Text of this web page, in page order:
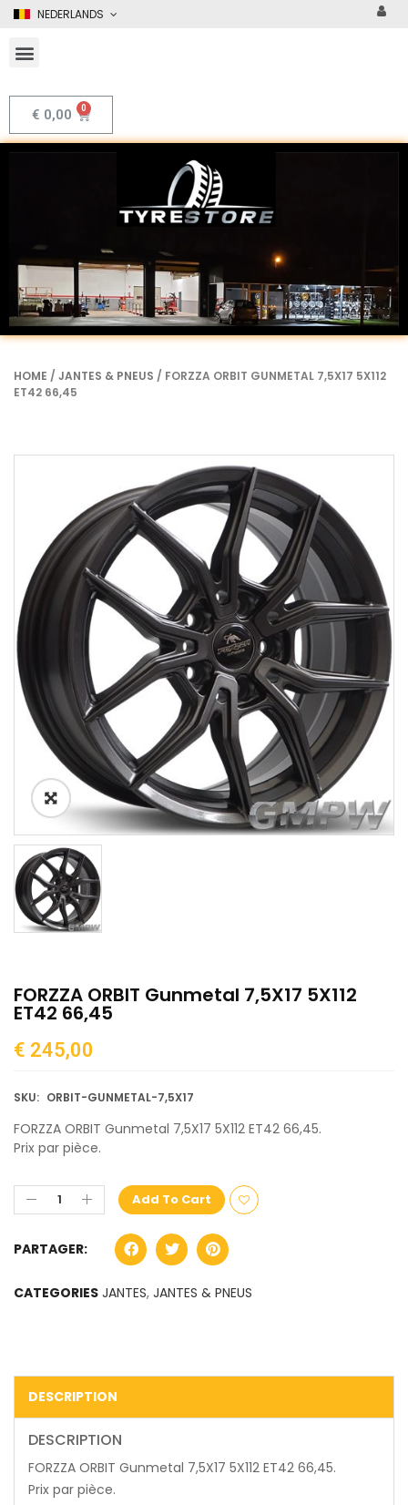
NEDERLANDS
€ 0,00
HOME / JANTES & PNEUS / FORZZA ORBIT GUNMETAL 7,5X17 5X112
ET42 66,45
FORZZA ORBIT Gunmetal 7,5X17 5X112
ET42 66,45
€ 245,00
SKU: ORBIT-GUNMETAL-7,5X17
FORZZA ORBIT Gunmetal 7,5X17 5X112 ET42 66,45.
Prix par pièce.
Add To Cart
PARTAGER:
CATEGORIES JANTES, JANTES & PNEUS
DESCRIPTION
DESCRIPTION
FORZZA ORBIT Gunmetal 7,5X17 5X112 ET42 66,45.
Prix par pièce.